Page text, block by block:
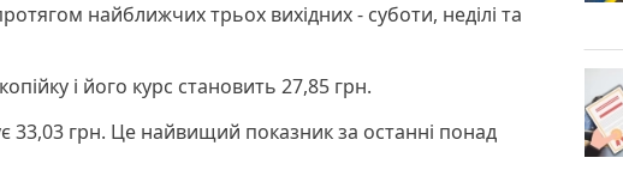
найближчих трьох вихідних - суботи, неділі та
і його курс становить 27,85 грн.
33,03 грн. Це найвищий показник за останні понад